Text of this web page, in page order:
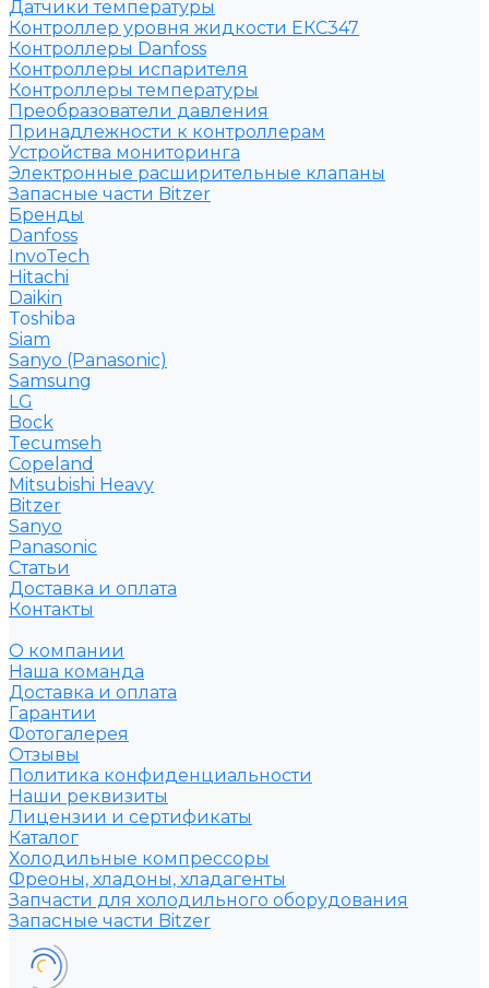
Датчики температуры
Контроллер уровня жидкости ЕКС347
Контроллеры Danfoss
Контроллеры испарителя
Контроллеры температуры
Преобразователи давления
Принадлежности к контроллерам
Устройства мониторинга
Электронные расширительные клапаны
Запасные части Bitzer
Бренды
Danfoss
InvoTech
Hitachi
Daikin
Toshiba
Siam
Sanyo (Panasonic)
Samsung
LG
Bock
Tecumseh
Copeland
Mitsubishi Heavy
Bitzer
Sanyo
Рanasonic
Статьи
Доставка и оплата
Контакты
О компании
Наша команда
Доставка и оплата
Гарантии
Фотогалерея
Отзывы
Политика конфиденциальности
Наши реквизиты
Лицензии и сертификаты
Каталог
Холодильные компрессоры
Фреоны, хладоны, хладагенты
Запчасти для холодильного оборудования
Запасные части Bitzer